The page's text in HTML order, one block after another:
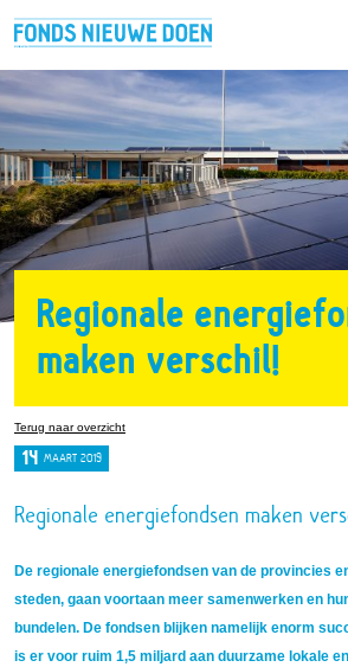
hoofdinhoud
Regionale
maken verschil!
Terug naar overzicht
14 MAART 2019
Regionale energiefondsen maken
De regionale energiefondsen van de provincies
steden, gaan voortaan meer samenwerken en
bundelen. De fondsen blijken namelijk enorm
is er voor ruim 1,5 miljard aan duurzame lokale